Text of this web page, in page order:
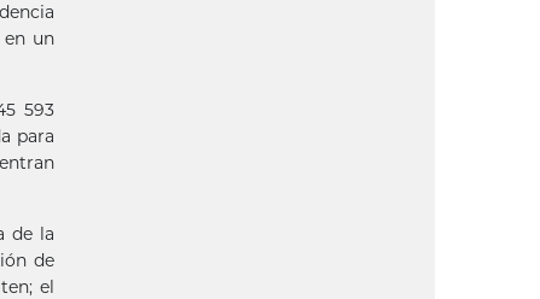
en un
593
para
de la
de
el